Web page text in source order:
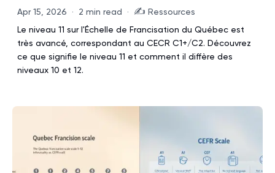
Apr 15, 2026 · 2 min read · ✍️ Ressources
Le niveau 11 sur l'Échelle de Francisation du Québec est
très avancé, correspondant au CECR C1+/C2. Découvrez
ce que signifie le niveau 11 et comment il diffère des
niveaux 10 et 12.